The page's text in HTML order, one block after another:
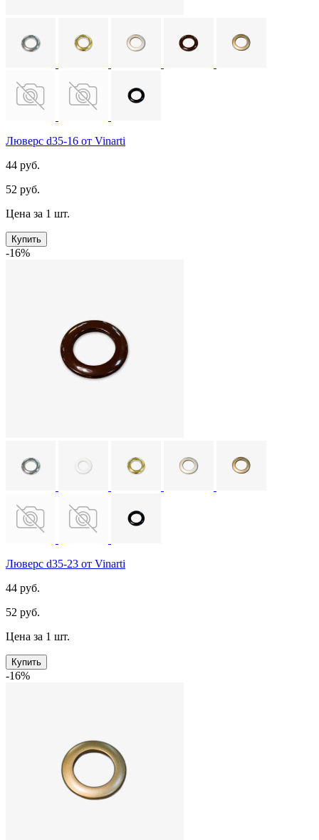
Люверс d35-16 от Vinarti
44 руб.
52 руб.
Цена за 1 шт.
Купить
-16%
Люверс d35-23 от Vinarti
44 руб.
52 руб.
Цена за 1 шт.
Купить
-16%